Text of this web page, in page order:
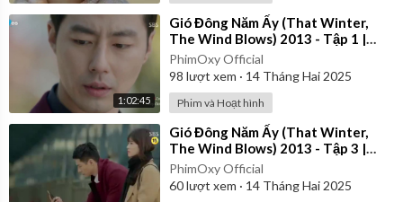
1:02:45
⁣Gió Đông Năm Ấy (That Winter,
The Wind Blows) 2013 - Tập 1 |
Vietsub
PhimOxy Official
98 lượt xem · 14 Tháng Hai 2025
Phim và Hoạt hình
⁣Gió Đông Năm Ấy (That Winter,
The Wind Blows) 2013 - Tập 3 |
Lồng Tiếng
PhimOxy Official
60lượt xem · 14 Tháng Hai 2025